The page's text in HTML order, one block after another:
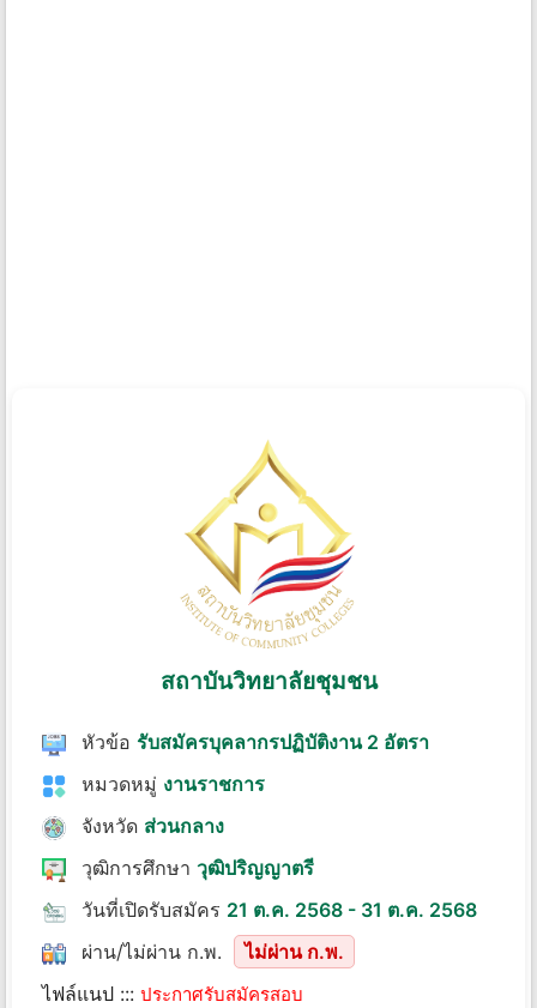
สถาบันวิทยาลัยชุมชน
หัวข้อ รับสมัครบุคลากรปฏิบัติงาน 2 อัตรา
หมวดหมู่ งานราชการ
จังหวัด ส่วนกลาง
วุฒิการศึกษา วุฒิปริญญาตรี
วันที่เปิดรับสมัคร 21 ต.ค. 2568 - 31 ต.ค. 2568
ผ่าน/ไม่ผ่าน ก.พ.
ไม่ผ่าน ก.พ.
ไฟล์แนป ::: ประกาศรับสมัครสอบ